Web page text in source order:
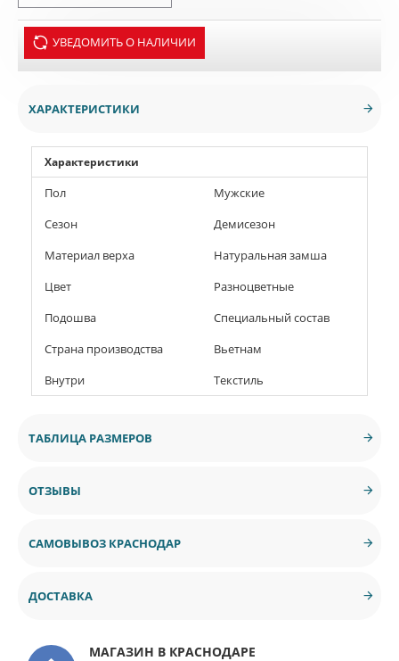
УВЕДОМИТЬ О НАЛИЧИИ
ХАРАКТЕРИСТИКИ
Характеристики
Пол
Мужские
Сезон
Демисезон
Материал верха
Натуральная замша
Цвет
Разноцветные
Подошва
Специальный состав
Страна производства
Вьетнам
Внутри
Текстиль
ТАБЛИЦА РАЗМЕРОВ
ОТЗЫВЫ
САМОВЫВОЗ КРАСНОДАР
ДОСТАВКА
МАГАЗИН В КРАСНОДАРЕ